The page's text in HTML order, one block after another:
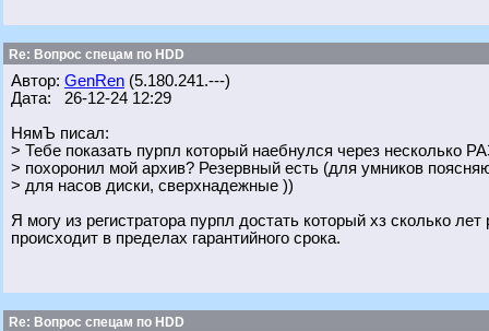
Re: Вопрос спецам по HDD
Автор: GenRen (5.180.241.---)
Дата: 26-12-24 12:29
НямЪ писал:
> Тебе показать пурпл который наебнулся через несколько
> похоронил мой архив? Резервный есть (для умников
> для насов диски, сверхнадежные ))
Я могу из регистратора пурпл достать который хз сколько
происходит в пределах гарантийного срока.
Re: Вопрос спецам по HDD